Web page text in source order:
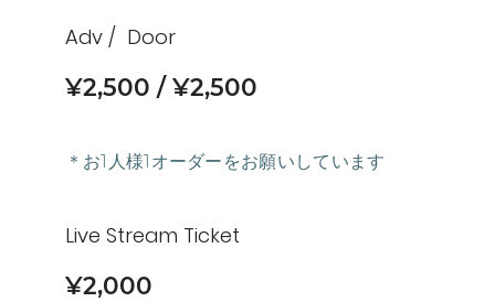
Adv Door
¥2,500 ¥2,500
＊お1人様1オーダーをお願いしています
Live Stream Ticket
¥2,000